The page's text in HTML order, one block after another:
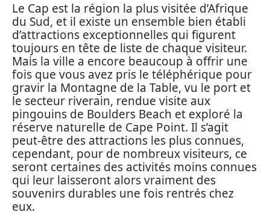
Le Cap est la région la plus visitée d’Afrique
du Sud, et il existe un ensemble bien établi
d’attractions exceptionnelles qui figurent
toujours en tête de liste de chaque visiteur.
Mais la ville a encore beaucoup à offrir une
fois que vous avez pris le téléphérique pour
gravir la Montagne de la Table, vu le port et
le secteur riverain, rendue visite aux
pingouins de Boulders Beach et exploré la
réserve naturelle de Cape Point. Il s’agit
peut-être des attractions les plus connues,
cependant, pour de nombreux visiteurs, ce
seront certaines des activités moins connues
qui leur laisseront alors vraiment des
souvenirs durables une fois rentrés chez
eux.